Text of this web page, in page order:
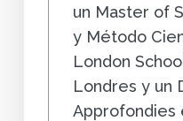
un Master of
y Método
London
Londres y un
Approfondies